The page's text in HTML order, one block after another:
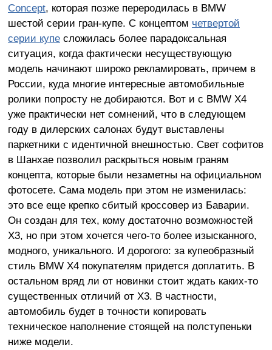
Concept, которая позже переродилась в BMW
шестой серии гран-купе. С концептом четвертой
серии купесложилась более парадоксальная
ситуация, когда фактически несуществующую
модель начинают широко рекламировать, причем в
России, куда многие интересные автомобильные
ролики попросту не добираются. Вот и с BMW X4
уже практически нет сомнений, что в следующем
году в дилерских салонах будут выставлены
паркетники с идентичной внешностью. Свет софитов
в Шанхае позволил раскрыться новым граням
концепта, которые были незаметны на официальном
фотосете. Сама модель при этом не изменилась:
это все еще крепко сбитый кроссовер из Баварии.
Он создан для тех, кому достаточно возможностей
X3, но при этом хочется чего-то более изысканного,
модного, уникального. И дорогого: за купеобразный
стиль BMW X4 покупателям придется доплатить. В
остальном вряд ли от новинки стоит ждать каких-то
существенных отличий от X3. В частности,
автомобиль будет в точности копировать
техническое наполнение стоящей на полступеньки
ниже модели.